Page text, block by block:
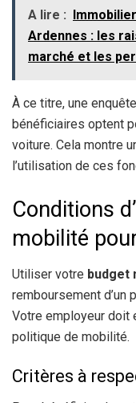
A lire :
Ardennes : les
marché et les
À ce titre, une
bénéficiaires optent
voiture. Cela montre
l’utilisation de ces
Conditions
mobilité
Utiliser votre budget
remboursement
Votre employeur doit
politique de mobilité.
Critères à